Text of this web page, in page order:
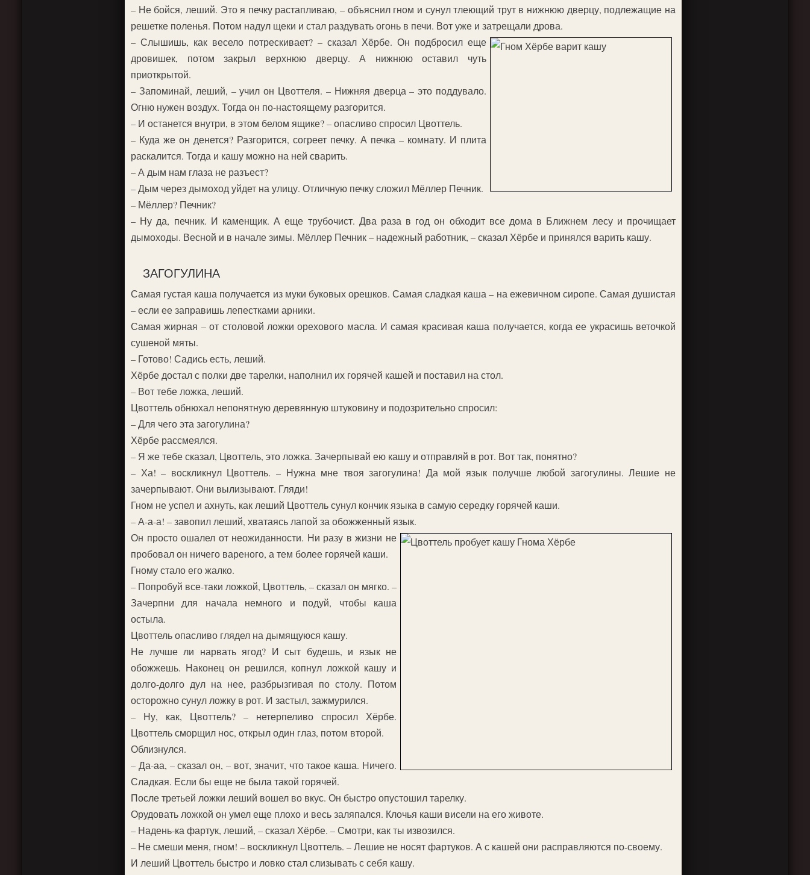
– Не бойся, леший. Это я печку растапливаю, – объяснил гном и сунул тлеющий трут в нижнюю дверцу, подлежащие на
решетке поленья. Потом надул щеки и стал раздувать огонь в печи. Вот уже и затрещали дрова.
– Слышишь, как весело потрескивает? – сказал Хёрбе. Он подбросил еще
дровишек, потом закрыл верхнюю дверцу. А нижнюю оставил чуть
приоткрытой.
– Запоминай, леший, – учил он Цвоттеля. – Нижняя дверца – это поддувало.
Огню нужен воздух. Тогда он по-настоящему разгорится.
– И останется внутри, в этом белом ящике? – опасливо спросил Цвоттель.
– Куда же он денется? Разгорится, согреет печку. А печка – комнату. И плита
раскалится. Тогда и кашу можно на ней сварить.
– А дым нам глаза не разъест?
– Дым через дымоход уйдет на улицу. Отличную печку сложил Мёллер Печник.
– Мёллер? Печник?
– Ну да, печник. И каменщик. А еще трубочист. Два раза в год он обходит все дома в Ближнем лесу и прочищает
дымоходы. Весной и в начале зимы. Мёллер Печник – надежный работник, – сказал Хёрбе и принялся варить кашу.
ЗАГОГУЛИНА
Самая густая каша получается из муки буковых орешков. Самая сладкая каша – на ежевичном сиропе. Самая душистая
– если ее заправишь лепестками арники.
Самая жирная – от столовой ложки орехового масла. И самая красивая каша получается, когда ее украсишь веточкой
сушеной мяты.
– Готово! Садись есть, леший.
Хёрбе достал с полки две тарелки, наполнил их горячей кашей и поставил на стол.
– Вот тебе ложка, леший.
Цвоттель обнюхал непонятную деревянную штуковину и подозрительно спросил:
– Для чего эта загогулина?
Хёрбе рассмеялся.
– Я же тебе сказал, Цвоттель, это ложка. Зачерпывай ею кашу и отправляй в рот. Вот так, понятно?
– Ха! – воскликнул Цвоттель. – Нужна мне твоя загогулина! Да мой язык получше любой загогулины. Лешие не
зачерпывают. Они вылизывают. Гляди!
Гном не успел и ахнуть, как леший Цвоттель сунул кончик языка в самую середку горячей каши.
– А-а-а! – завопил леший, хватаясь лапой за обожженный язык.
Он просто ошалел от неожиданности. Ни разу в жизни не
пробовал он ничего вареного, а тем более горячей каши.
Гному стало его жалко.
– Попробуй все-таки ложкой, Цвоттель, – сказал он мягко. –
Зачерпни для начала немного и подуй, чтобы каша
остыла.
Цвоттель опасливо глядел на дымящуюся кашу.
Не лучше ли нарвать ягод? И сыт будешь, и язык не
обожжешь. Наконец он решился, копнул ложкой кашу и
долго-долго дул на нее, разбрызгивая по столу. Потом
осторожно сунул ложку в рот. И застыл, зажмурился.
– Ну, как, Цвоттель? – нетерпеливо спросил Хёрбе.
Цвоттель сморщил нос, открыл один глаз, потом второй.
Облизнулся.
– Да-аа, – сказал он, – вот, значит, что такое каша. Ничего.
Сладкая. Если бы еще не была такой горячей.
После третьей ложки леший вошел во вкус. Он быстро опустошил тарелку.
Орудовать ложкой он умел еще плохо и весь заляпался. Клочья каши висели на его животе.
– Надень-ка фартук, леший, – сказал Хёрбе. – Смотри, как ты извозился.
– Не смеши меня, гном! – воскликнул Цвоттель. – Лешие не носят фартуков. А с кашей они расправляются по-своему.
И леший Цвоттель быстро и ловко стал слизывать с себя кашу.